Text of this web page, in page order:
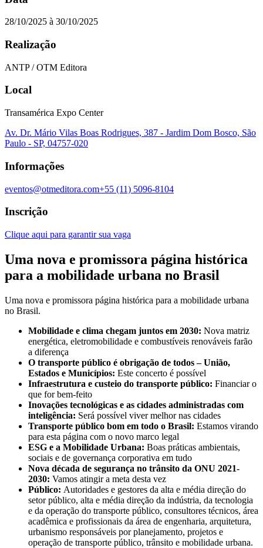
28/10/2025 à 30/10/2025
Realização
ANTP / OTM Editora
Local
Transamérica Expo Center
Av. Dr. Mário Vilas Boas Rodrigues, 387 - Jardim Dom Bosco, São
Paulo - SP, 04757-020
Informações
eventos@otmeditora.com+55 (11) 5096-8104
Inscrição
Clique aqui para garantir sua vaga
Uma nova e promissora página histórica
para a mobilidade urbana no Brasil
Uma nova e promissora página histórica para a mobilidade urbana
no Brasil.
Mobilidade e clima chegam juntos em 2030: Nova matriz
energética, eletromobilidade e combustíveis renováveis farão
a diferença
O transporte público é obrigação de todos – União,
Estados e Municípios: Este concerto é possível
Infraestrutura e custeio do transporte público: Financiar o
que for bem-feito
Inovações tecnológicas e as cidades administradas com
inteligência: Será possível viver melhor nas cidades
Transporte público bom em todo o Brasil: Estamos virando
para esta página com o novo marco legal
ESG e a Mobilidade Urbana: Boas práticas ambientais,
sociais e de governança corporativa em tudo
Nova década de segurança no trânsito da ONU 2021-
2030: Vamos atingir a meta desta vez
Público: Autoridades e gestores da alta e média direção do
setor público, alta e média direção da indústria, da tecnologia
e da operação do transporte público, consultores técnicos, área
acadêmica e profissionais da área de engenharia, arquitetura,
urbanismo responsáveis por planejamento, projetos e
operação de transporte público, trânsito e mobilidade urbana.